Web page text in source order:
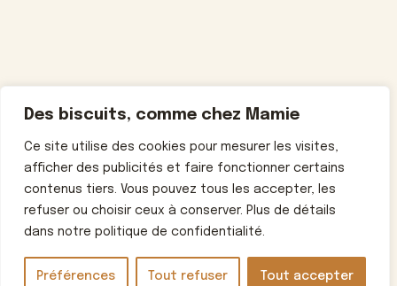
Des biscuits, comme chez Mamie
Ce site utilise des cookies pour mesurer les visites,
afficher des publicités et faire fonctionner certains
contenus tiers. Vous pouvez tous les accepter, les
refuser ou choisir ceux à conserver. Plus de détails
dans notre politique de confidentialité.
Préférences Tout refuser Tout accepter